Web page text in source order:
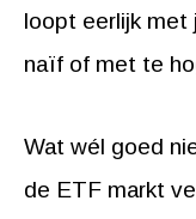
loopt eerlijk met
naïf of met te
Wat wél goed
de ETF markt